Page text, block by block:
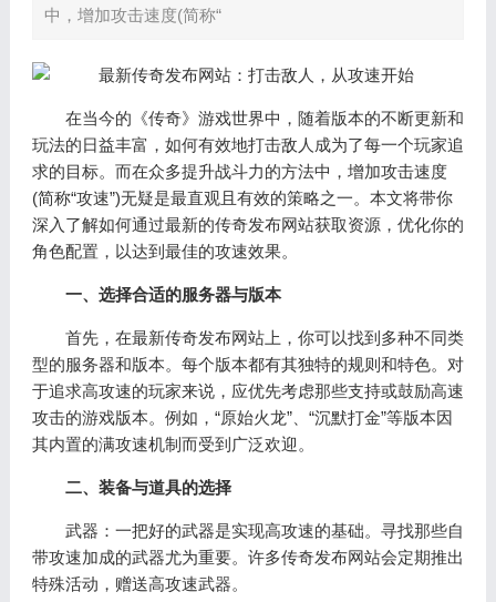
中，增加攻击速度(简称“
在当今的《传奇》游戏世界中，随着版本的不断更新和
玩法的日益丰富，如何有效地打击敌人成为了每一个玩家追
求的目标。而在众多提升战斗力的方法中，增加攻击速度
(简称“攻速”)无疑是最直观且有效的策略之一。本文将带你
深入了解如何通过最新的传奇发布网站获取资源，优化你的
角色配置，以达到最佳的攻速效果。
一、选择合适的服务器与版本
首先，在最新传奇发布网站上，你可以找到多种不同类
型的服务器和版本。每个版本都有其独特的规则和特色。对
于追求高攻速的玩家来说，应优先考虑那些支持或鼓励高速
攻击的游戏版本。例如，“原始火龙”、“沉默打金”等版本因
其内置的满攻速机制而受到广泛欢迎。
二、装备与道具的选择
武器：一把好的武器是实现高攻速的基础。寻找那些自
带攻速加成的武器尤为重要。许多传奇发布网站会定期推出
特殊活动，赠送高攻速武器。